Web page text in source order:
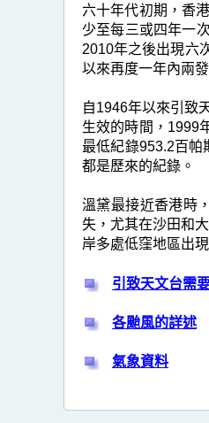
十
號
颶
風
信
號
的
颱
風
六十年代初期，香
少至每三或四年一
2010年之後出現六
以來再度一年內兩
自1946年以來引致
生效的時間，1999
最低紀錄953.2百
都是歷來的紀錄。
溫黛最接近香港時
失，尤其在沙田和
岸多處低窪地區出
引致天文台需
各颱風的詳述
氣象資料